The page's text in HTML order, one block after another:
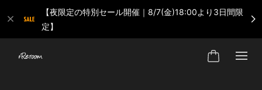
【夜限定の特別セール開催｜8/7(金)18:00より3日間限
定】